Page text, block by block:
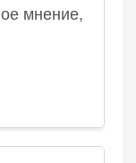
мнение,